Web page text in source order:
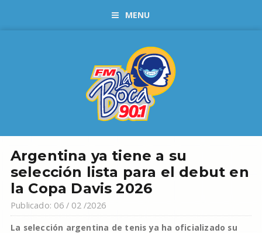
MENU
Argentina ya tiene a su
selección lista para el debut en
la Copa Davis 2026
Publicado: 06 / 02 /2026
La selección argentina de tenis ya ha oficializado su